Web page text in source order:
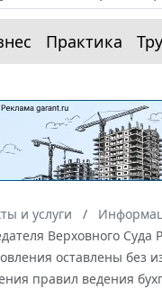
Практика
и услуги
Верховного
оставлены без
правил ведения